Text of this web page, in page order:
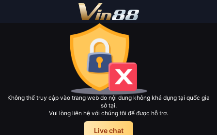
Không thể truy cập vào trang web do nội dung không khả dụng tại quốc gia
sở tại.
Vui lòng liên hệ với chúng tôi để được hỗ trợ.
Live chat